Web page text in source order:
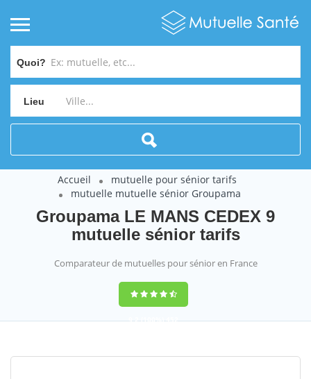
Quoi?
Lieu
Accueil
mutuelle pour sénior tarifs
mutuelle mutuelle sénior Groupama
Groupama LE MANS CEDEX 9
mutuelle sénior tarifs
Comparateur de mutuelles pour sénior en France
9,2(100%)452